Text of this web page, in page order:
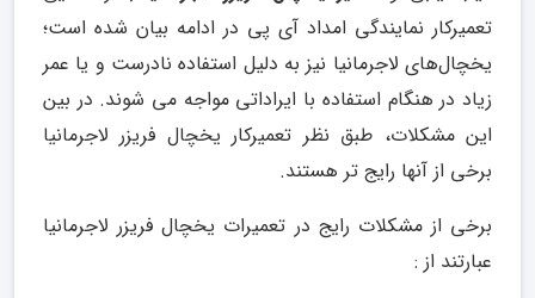
تعمیرکار نمایندگی امداد آی پی در ادامه بیان شده است؛
یخچال‌های لاجرمانیا نیز به دلیل استفاده نادرست و یا عمر
زیاد در هنگام استفاده با ایراداتی مواجه می شوند. در بین
این مشکلات، طبق نظر تعمیرکار یخچال فریزر لاجرمانیا
برخی از آنها رایج تر هستند.
برخی از مشکلات رایج در تعمیرات یخچال فریزر لاجرمانیا
عبارتند از :